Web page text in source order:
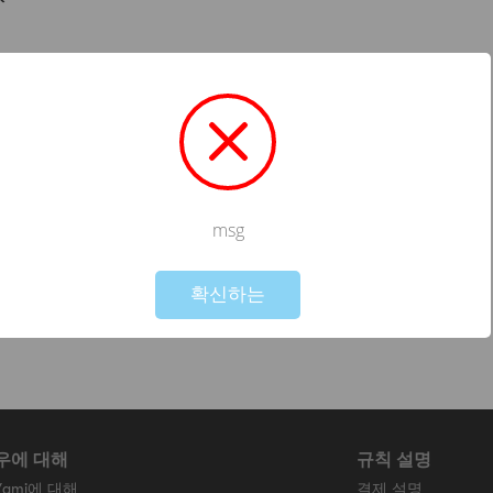
에 대해
에 대해
규칙 설명
결제 설명
msg
확신하는